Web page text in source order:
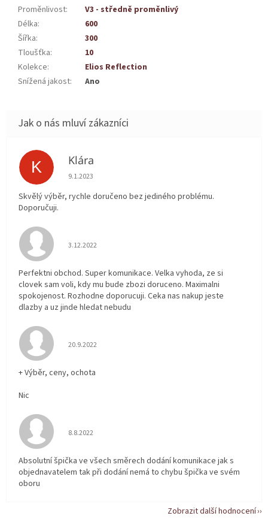
Proměnlivost:
V3 - středně proměnlivý
Délka:
600
Šířka:
300
Tloušťka:
10
Kolekce:
Elios Reflection
Snížená jakost: Ano
K Klára
Hodnocení obchodu je 5 z 5 hvězdiček.
9.1.2023
Skvělý výběr, rychle doručeno bez jediného problému.
Doporučuji.
Hodnocení obchodu je 5 z 5 hvězdiček.
3.12.2022
Perfektni obchod. Super komunikace. Velka vyhoda, ze si
clovek sam voli, kdy mu bude zbozi doruceno. Maximalni
spokojenost. Rozhodne doporucuji. Ceka nas nakup jeste
dlazby a uz jinde hledat nebudu
Hodnocení obchodu je 5 z 5 hvězdiček.
20.9.2022
+ Výběr, ceny, ochota
Nic
Hodnocení obchodu je 5 z 5 hvězdiček.
8.8.2022
Absolutní špička ve všech směrech dodání komunikace jak s
objednavatelem tak při dodání nemá to chybu špička ve svém
oboru
Zobrazit další hodnocení